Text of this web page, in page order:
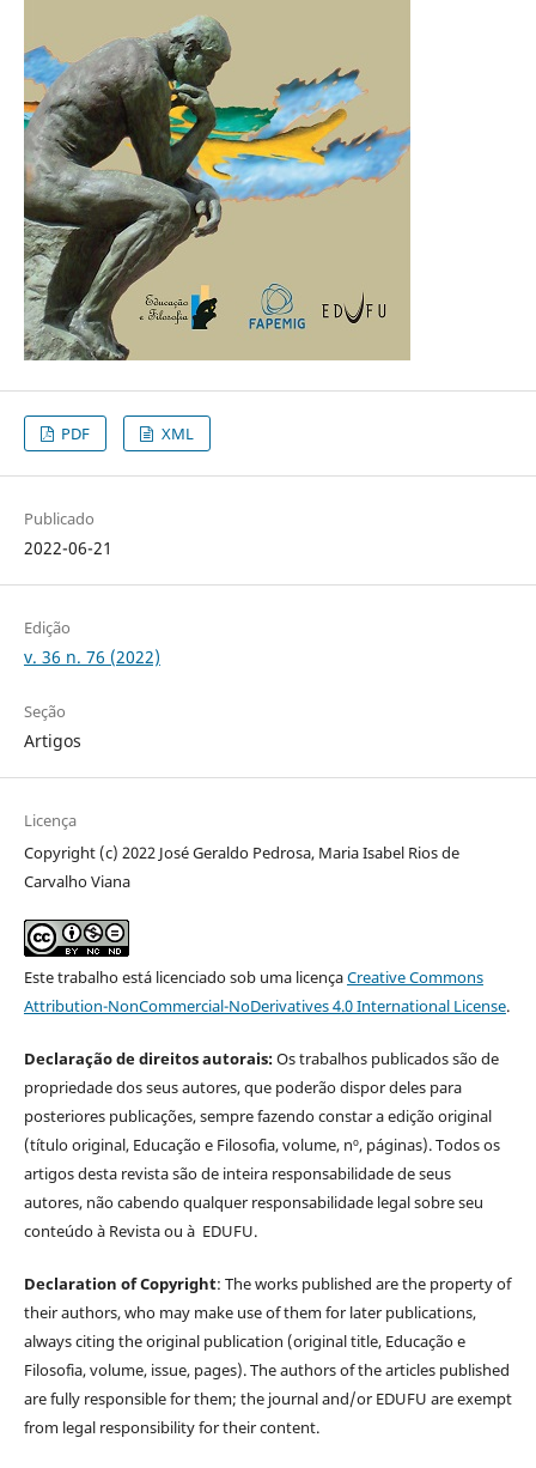
PDF XML
Publicado
2022-06-21
Edição
v. 36 n. 76 (2022)
Seção
Artigos
Licença
Copyright (c) 2022 José Geraldo Pedrosa, Maria Isabel Rios de
Carvalho Viana
Este trabalho está licenciado sob uma licençaCreative Commons
Attribution-NonCommercial-NoDerivatives 4.0 International License.
Declaração de direitos autorais:Os trabalhos publicados são de
propriedade dos seus autores, que poderão dispor deles para
posteriores publicações, sempre fazendo constar a edição original
(título original, Educação e Filosofia, volume, nº, páginas). Todos os
artigos desta revista são de inteira responsabilidade de seus
autores, não cabendo qualquer responsabilidade legal sobre seu
conteúdo à Revista ou à EDUFU.
Declaration of Copyright: The works published are the property of
their authors, who may make use of them for later publications,
always citing the original publication (original title, Educação e
Filosofia, volume, issue, pages). The authors of the articles published
are fully responsible for them; the journal and/or EDUFU are exempt
from legal responsibility for their content.